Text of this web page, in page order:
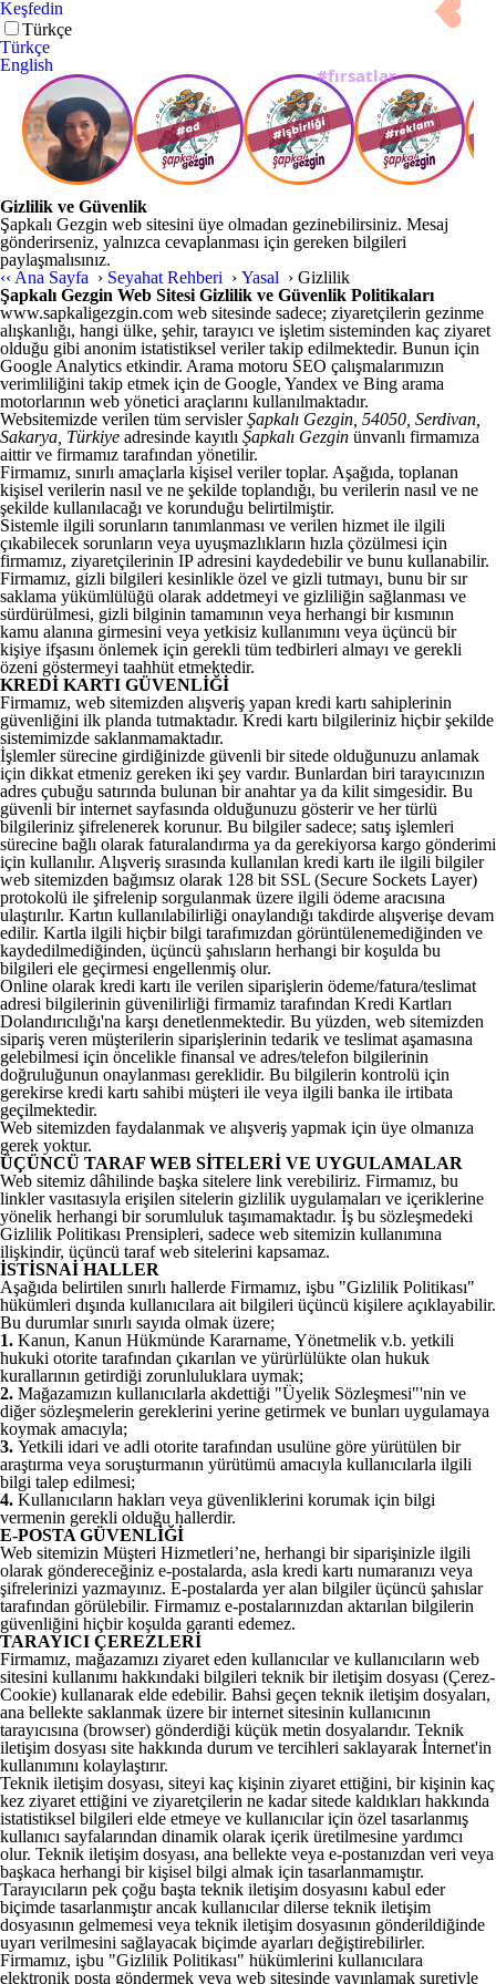
Keşfedin
Türkçe
Türkçe
English
Gizlilik ve Güvenlik
Şapkalı Gezgin web sitesini üye olmadan gezinebilirsiniz. Mesaj
gönderirseniz, yalnızca cevaplanması için gereken bilgileri
paylaşmalısınız.
‹‹ Ana Sayfa › Seyahat Rehberi › Yasal › Gizlilik
Şapkalı Gezgin Web Sitesi Gizlilik ve Güvenlik Politikaları
www.sapkaligezgin.com web sitesinde sadece; ziyaretçilerin gezinme
alışkanlığı, hangi ülke, şehir, tarayıcı ve işletim sisteminden kaç ziyaret
olduğu gibi anonim istatistiksel veriler takip edilmektedir. Bunun için
Google Analytics etkindir. Arama motoru SEO çalışmalarımızın
verimliliğini takip etmek için de Google, Yandex ve Bing arama
motorlarının web yönetici araçlarını kullanılmaktadır.
Websitemizde verilen tüm servislerŞapkalı Gezgin, 54050, Serdivan,
Sakarya, Türkiye adresinde kayıtlı Şapkalı Gezgin ünvanlı firmamıza
aittir ve firmamız tarafından yönetilir.
Firmamız, sınırlı amaçlarla kişisel veriler toplar. Aşağıda, toplanan
kişisel verilerin nasıl ve ne şekilde toplandığı, bu verilerin nasıl ve ne
şekilde kullanılacağı ve korunduğu belirtilmiştir.
Sistemle ilgili sorunların tanımlanması ve verilen hizmet ile ilgili
çıkabilecek sorunların veya uyuşmazlıkların hızla çözülmesi için
firmamız, ziyaretçilerinin IP adresini kaydedebilir ve bunu kullanabilir.
Firmamız, gizli bilgileri kesinlikle özel ve gizli tutmayı, bunu bir sır
saklama yükümlülüğü olarak addetmeyi ve gizliliğin sağlanması ve
sürdürülmesi, gizli bilginin tamamının veya herhangi bir kısmının
kamu alanına girmesini veya yetkisiz kullanımını veya üçüncü bir
kişiye ifşasını önlemek için gerekli tüm tedbirleri almayı ve gerekli
özeni göstermeyi taahhüt etmektedir.
KREDİ KARTI GÜVENLİĞİ
Firmamız, web sitemizden alışveriş yapan kredi kartı sahiplerinin
güvenliğini ilk planda tutmaktadır. Kredi kartı bilgileriniz hiçbir şekilde
sistemimizde saklanmamaktadır.
İşlemler sürecine girdiğinizde güvenli bir sitede olduğunuzu anlamak
için dikkat etmeniz gereken iki şey vardır. Bunlardan biri tarayıcınızın
adres çubuğu satırında bulunan bir anahtar ya da kilit simgesidir. Bu
güvenli bir internet sayfasında olduğunuzu gösterir ve her türlü
bilgileriniz şifrelenerek korunur. Bu bilgiler sadece; satış işlemleri
sürecine bağlı olarak faturalandırma ya da gerekiyorsa kargo gönderimi
için kullanılır. Alışveriş sırasında kullanılan kredi kartı ile ilgili bilgiler
web sitemizden bağımsız olarak 128 bit SSL (Secure Sockets Layer)
protokolü ile şifrelenip sorgulanmak üzere ilgili ödeme aracısına
ulaştırılır. Kartın kullanılabilirliği onaylandığı takdirde alışverişe devam
edilir. Kartla ilgili hiçbir bilgi tarafımızdan görüntülenemediğinden ve
kaydedilmediğinden, üçüncü şahısların herhangi bir koşulda bu
bilgileri ele geçirmesi engellenmiş olur.
Online olarak kredi kartı ile verilen siparişlerin ödeme/fatura/teslimat
adresi bilgilerinin güvenilirliği firmamiz tarafından Kredi Kartları
Dolandırıcılığı'na karşı denetlenmektedir. Bu yüzden, web sitemizden
sipariş veren müşterilerin siparişlerinin tedarik ve teslimat aşamasına
gelebilmesi için öncelikle finansal ve adres/telefon bilgilerinin
doğruluğunun onaylanması gereklidir. Bu bilgilerin kontrolü için
gerekirse kredi kartı sahibi müşteri ile veya ilgili banka ile irtibata
geçilmektedir.
Web sitemizden faydalanmak ve alışveriş yapmak için üye olmanıza
gerek yoktur.
ÜÇÜNCÜ TARAF WEB SİTELERİ VE UYGULAMALAR
Web sitemiz dâhilinde başka sitelere link verebiliriz. Firmamız, bu
linkler vasıtasıyla erişilen sitelerin gizlilik uygulamaları ve içeriklerine
yönelik herhangi bir sorumluluk taşımamaktadır. İş bu sözleşmedeki
Gizlilik Politikası Prensipleri, sadece web sitemizin kullanımına
ilişkindir, üçüncü taraf web sitelerini kapsamaz.
İSTİSNAİ HALLER
Aşağıda belirtilen sınırlı hallerde Firmamız, işbu "Gizlilik Politikası"
hükümleri dışında kullanıcılara ait bilgileri üçüncü kişilere açıklayabilir.
Bu durumlar sınırlı sayıda olmak üzere;
1. Kanun, Kanun Hükmünde Kararname, Yönetmelik v.b. yetkili
hukuki otorite tarafından çıkarılan ve yürürlülükte olan hukuk
kurallarının getirdiği zorunluluklara uymak;
2. Mağazamızın kullanıcılarla akdettiği "Üyelik Sözleşmesi"'nin ve
diğer sözleşmelerin gereklerini yerine getirmek ve bunları uygulamaya
koymak amacıyla;
3. Yetkili idari ve adli otorite tarafından usulüne göre yürütülen bir
araştırma veya soruşturmanın yürütümü amacıyla kullanıcılarla ilgili
bilgi talep edilmesi;
4. Kullanıcıların hakları veya güvenliklerini korumak için bilgi
vermenin gerekli olduğu hallerdir.
E-POSTA GÜVENLİĞİ
Web sitemizin Müşteri Hizmetleri’ne, herhangi bir siparişinizle ilgili
olarak göndereceğiniz e-postalarda, asla kredi kartı numaranızı veya
şifrelerinizi yazmayınız. E-postalarda yer alan bilgiler üçüncü şahıslar
tarafından görülebilir. Firmamız e-postalarınızdan aktarılan bilgilerin
güvenliğini hiçbir koşulda garanti edemez.
TARAYICI ÇEREZLERİ
Firmamız, mağazamızı ziyaret eden kullanıcılar ve kullanıcıların web
sitesini kullanımı hakkındaki bilgileri teknik bir iletişim dosyası (Çerez-
Cookie) kullanarak elde edebilir. Bahsi geçen teknik iletişim dosyaları,
ana bellekte saklanmak üzere bir internet sitesinin kullanıcının
tarayıcısına (browser) gönderdiği küçük metin dosyalarıdır. Teknik
iletişim dosyası site hakkında durum ve tercihleri saklayarak İnternet'in
kullanımını kolaylaştırır.
Teknik iletişim dosyası, siteyi kaç kişinin ziyaret ettiğini, bir kişinin kaç
kez ziyaret ettiğini ve ziyaretçilerin ne kadar sitede kaldıkları hakkında
istatistiksel bilgileri elde etmeye ve kullanıcılar için özel tasarlanmış
kullanıcı sayfalarından dinamik olarak içerik üretilmesine yardımcı
olur. Teknik iletişim dosyası, ana bellekte veya e-postanızdan veri veya
başkaca herhangi bir kişisel bilgi almak için tasarlanmamıştır.
Tarayıcıların pek çoğu başta teknik iletişim dosyasını kabul eder
biçimde tasarlanmıştır ancak kullanıcılar dilerse teknik iletişim
dosyasının gelmemesi veya teknik iletişim dosyasının gönderildiğinde
uyarı verilmesini sağlayacak biçimde ayarları değiştirebilirler.
Firmamız, işbu "Gizlilik Politikası" hükümlerini kullanıcılara
elektronik posta göndermek veya web sitesinde yayınlamak suretiyle